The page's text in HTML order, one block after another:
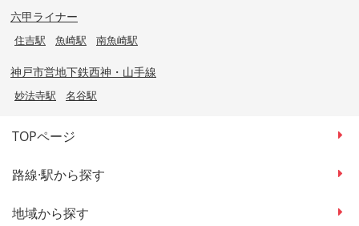
六甲ライナー
住吉駅 魚崎駅 南魚崎駅
神戸市営地下鉄西神・山手線
妙法寺駅 名谷駅
TOPページ
路線·駅から探す
地域から探す